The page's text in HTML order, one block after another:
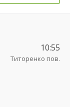
10:55
Титоренко пов.